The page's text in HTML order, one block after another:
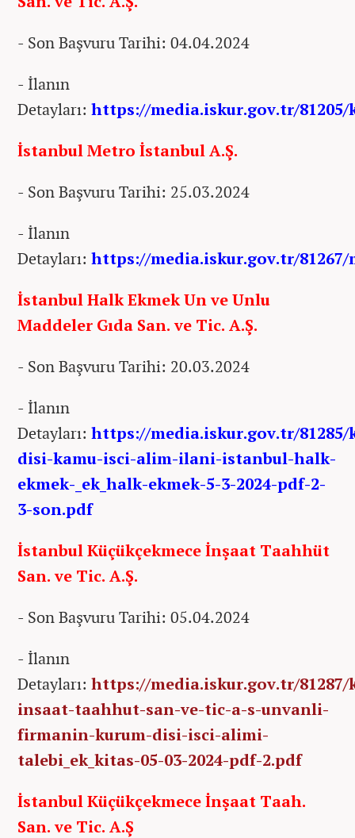
- Son Başvuru Tarihi: 04.04.2024
- İlanın
Detayları: https://media.iskur.gov.tr/
İstanbul Metro İstanbul A.Ş.
- Son Başvuru Tarihi: 25.03.2024
- İlanın
Detayları: https://media.iskur.gov.tr/
İstanbul Halk Ekmek Un ve Unlu
Maddeler Gıda San. ve Tic. A.Ş.
- Son Başvuru Tarihi: 20.03.2024
- İlanın
Detayları: https://media.iskur.gov.tr/81285/
disi-kamu-isci-alim-ilani-istanbul-halk-
ekmek-_ek_halk-ekmek-5-3-2024-pdf-2-
3-son.pdf
İstanbul Küçükçekmece İnşaat Taahhüt
San. ve Tic. A.Ş.
- Son Başvuru Tarihi: 05.04.2024
- İlanın
Detayları: https://media.iskur.gov.tr/81287/
insaat-taahhut-san-ve-tic-a-s-unvanli-
firmanin-kurum-disi-isci-alimi-
talebi_ek_kitas-05-03-2024-pdf-2.pdf
İstanbul Küçükçekmece İnşaat Taah.
San. ve Tic. A.Ş